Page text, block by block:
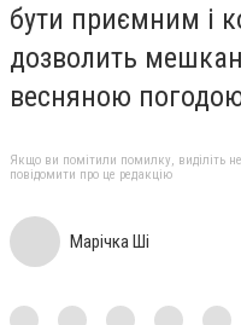
бути приємним і
дозволить
весняною
Якщо ви помітили помилку, виділіть
повідомити про це редакцію
Марічка Ші